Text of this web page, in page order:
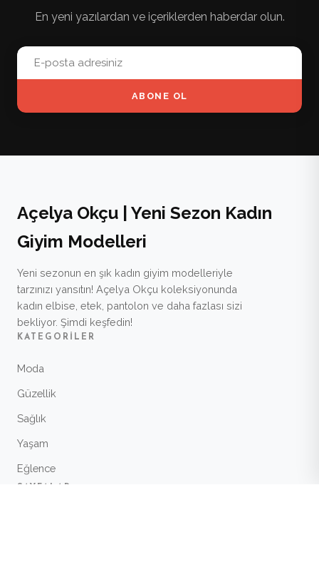
En yeni yazılardan ve içeriklerden haberdar olun.
ABONE OL
Açelya Okçu | Yeni Sezon Kadın
Giyim Modelleri
Yeni sezonun en şık kadın giyim modelleriyle
tarzınızı yansıtın! Açelya Okçu koleksiyonunda
kadın elbise, etek, pantolon ve daha fazlası sizi
bekliyor. Şimdi keşfedin!
KATEGORILER
Moda
Güzellik
Sağlık
Yaşam
Eğlence